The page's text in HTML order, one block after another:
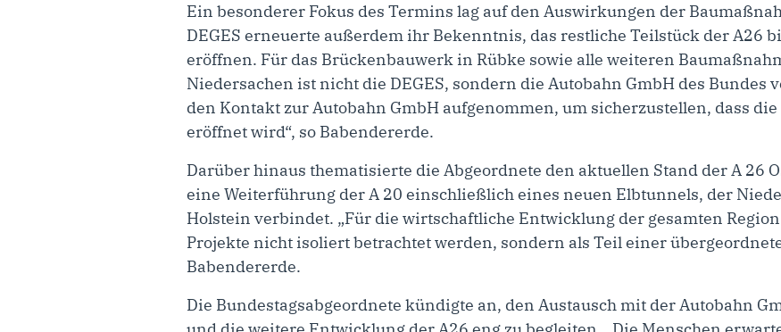
Ein besonderer Fokus des Termins lag auf den Auswirkungen der
DEGES erneuerte außerdem ihr Bekenntnis, das restliche Teilstück der A26
eröffnen. Für das Brückenbauwerk in Rübke sowie alle weiteren
Niedersachen ist nicht die DEGES, sondern die Autobahn GmbH des Bundes
den Kontakt zur Autobahn GmbH aufgenommen, um sicherzustellen, dass
eröffnet wird“, so Babendererde.
Darüber hinaus thematisierte die Abgeordnete den aktuellen Stand der A 26
eine Weiterführung der A 20 einschließlich eines neuen Elbtunnels, der
Holstein verbindet. „Für die wirtschaftliche Entwicklung der gesamten
Projekte nicht isoliert betrachtet werden, sondern als Teil einer
Babendererde.
Die Bundestagsabgeordnete kündigte an, den Austausch mit der Autobahn